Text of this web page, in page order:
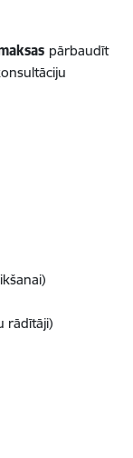
pārbaudīt
rādītāji)